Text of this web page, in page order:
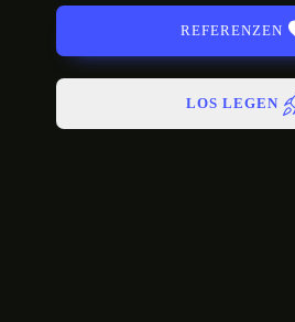
REFERENZEN
LOS LEGEN